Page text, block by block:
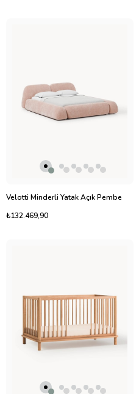
Velotti Minderli Yatak Açık Pembe
₺132.469,90